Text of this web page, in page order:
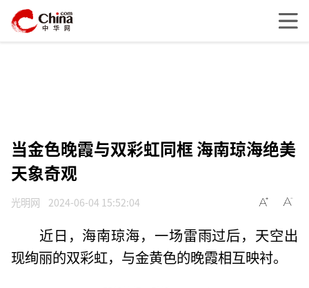
当金色晚霞与双彩虹同框 海南琼海绝美
天象奇观
光明网 2024-06-04 15:52:04
近日，海南琼海，一场雷雨过后，天空出
现绚丽的双彩虹，与金黄色的晚霞相互映衬。